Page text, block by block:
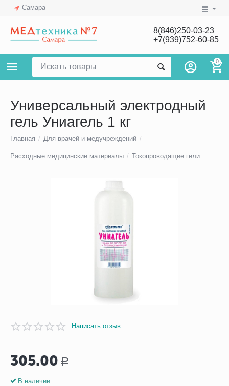
Самара
8(846)250-03-23
+7(939)752-60-85
0
Универсальный электродный
гель Униагель 1 кг
Главная / Для врачей и медучреждений /
Расходные медицинские материалы / Токопроводящие гели
Написать отзыв
305.00 Р
В наличии